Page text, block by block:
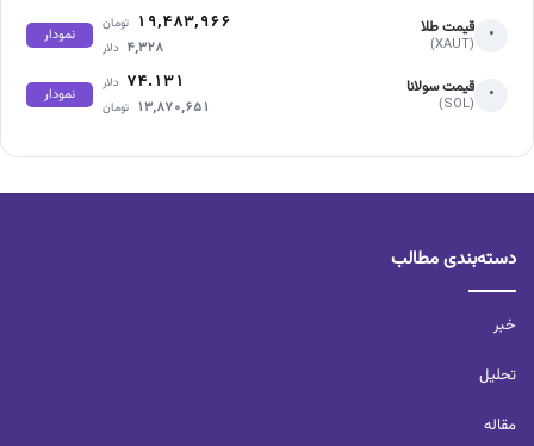
• قیمت طلا
(XAUT)
۱۹,۴۸۳,۹۶۶ تومان
۴,۳۲۸ دلار
نمودار
• قیمت سولانا
(SOL)
۷۴.۱۳۱ دلار
۱۳,۸۷۰,۶۵۱ تومان
نمودار
دسته‌بندی مطالب
خبر
تحلیل‌
مقاله